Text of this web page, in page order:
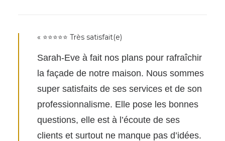
« ⭐⭐⭐⭐⭐ Très satisfait(e)
Sarah-Eve à fait nos plans pour rafraîchir
la façade de notre maison. Nous sommes
super satisfaits de ses services et de son
professionnalisme. Elle pose les bonnes
questions, elle est à l’écoute de ses
clients et surtout ne manque pas d’idées.